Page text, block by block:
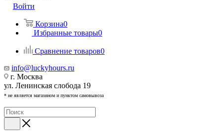
Войти
Корзина0
Избранные товары0
Сравнение товаров0
info@luckyhours.ru
г. Москва
ул. Ленинская слобода 19
* не является магазином и пунктом самовывоза